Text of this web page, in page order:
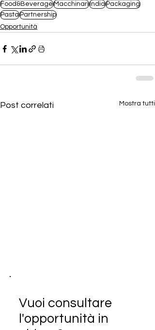
Food&BeverageMacchinariIndiaPackaging
PastaPartnership
Opportunità
Post correlati Mostra tutti
Vuoi consultare
l'opportunità in